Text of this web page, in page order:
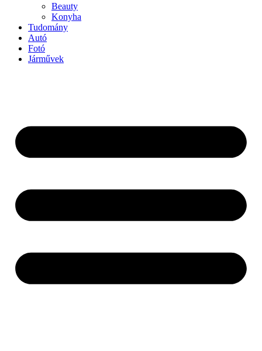
Beauty
Konyha
Tudomány
Autó
Fotó
Járművek